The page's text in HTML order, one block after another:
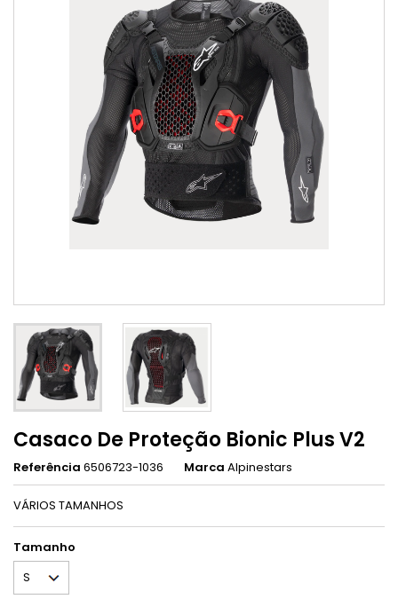
Casaco De Proteção Bionic Plus V2
Referência 6506723-1036 Marca Alpinestars
VÁRIOS TAMANHOS
Tamanho